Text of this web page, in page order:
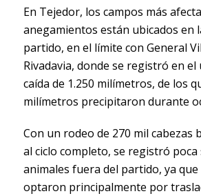
En Tejedor, los campos más
anegamientos están ubicados en
partido, en el límite con General
Rivadavia, donde se registró en
caída de 1.250 milímetros, de los
milímetros precipitaron durante
Con un rodeo de 270 mil cabezas
al ciclo completo, se registró poca
animales fuera del partido, ya
optaron principalmente por